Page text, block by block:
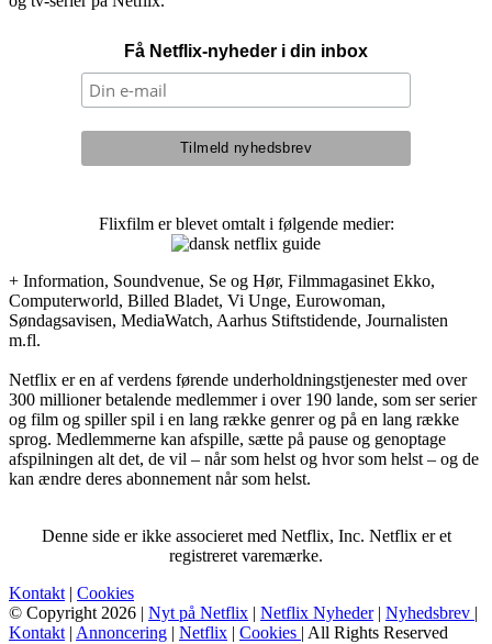
Få Netflix-nyheder i din inbox
Flixfilm er blevet omtalt i følgende medier:
+ Information, Soundvenue, Se og Hør, Filmmagasinet Ekko,
Computerworld, Billed Bladet, Vi Unge, Eurowoman,
Søndagsavisen, MediaWatch, Aarhus Stiftstidende, Journalisten
m.fl.
Netflix er en af verdens førende underholdningstjenester med over
300 millioner betalende medlemmer i over 190 lande, som ser serier
og film og spiller spil i en lang række genrer og på en lang række
sprog. Medlemmerne kan afspille, sætte på pause og genoptage
afspilningen alt det, de vil – når som helst og hvor som helst – og de
kan ændre deres abonnement når som helst.
Denne side er ikke associeret med Netflix, Inc. Netflix er et
registreret varemærke.
Kontakt | Cookies
© Copyright 2026 | Nyt på Netflix | Netflix Nyheder| Nyhedsbrev |
Kontakt | Annoncering | Netflix | Cookies | All Rights Reserved